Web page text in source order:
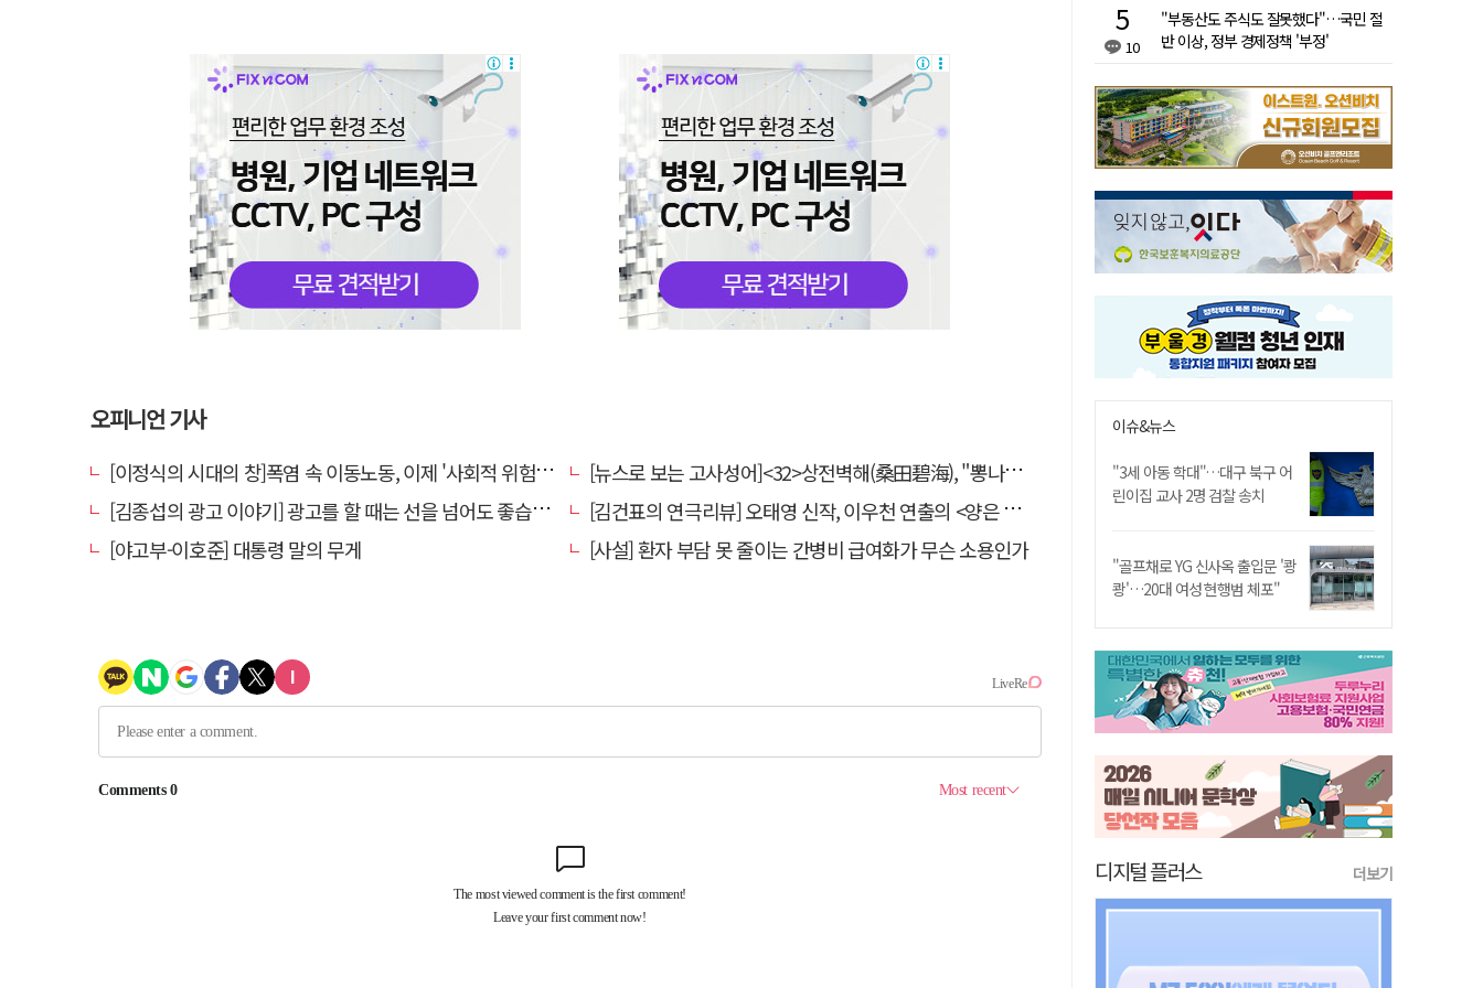
오피니언 기사
[이정식의 시대의 창]폭염 속 이동노동, 이제 '사회적 위험 관리'로 전환할 때
[뉴스로 보는 고사성어]<32>상전벽해(桑田碧海), "뽕나무밭이 푸른 바다가 되었다."
[김종섭의 광고 이야기] 광고를 할 때는 선을 넘어도 좋습니다.
[김건표의 연극리뷰] 오태영 신작, 이우천 연출의 <양은 양순하다>"국민을 온순한 양으로 길들이는 전체주의적 정치의 알레고리"
[야고부-이호준] 대통령 말의 무게
[사설] 환자 부담 못 줄이는 간병비 급여화가 무슨 소용인가
10
"부동산도 주식도 잘못했다"…국민 절
반 이상, 정부 경제정책 '부정'
이슈&뉴스
"3세 아동 학대"…대구 북구 어
린이집 교사 2명 검찰 송치
"골프채로 YG 신사옥 출입문 '쾅
쾅'…20대 여성 현행범 체포"
디지털 플러스 더보기